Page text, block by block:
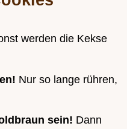
werden die Kekse
Nur so lange rühren,
sein! Dann